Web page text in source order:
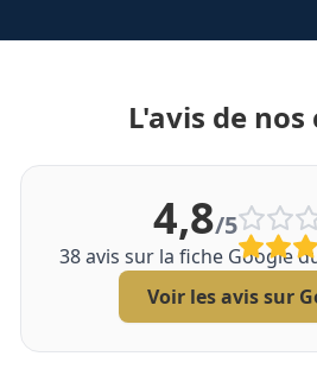
L'avis de
4,8/5
38avis sur la fiche Google
Voir les avis sur